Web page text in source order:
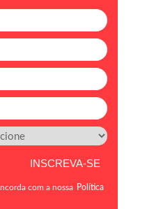
com a nossa Política